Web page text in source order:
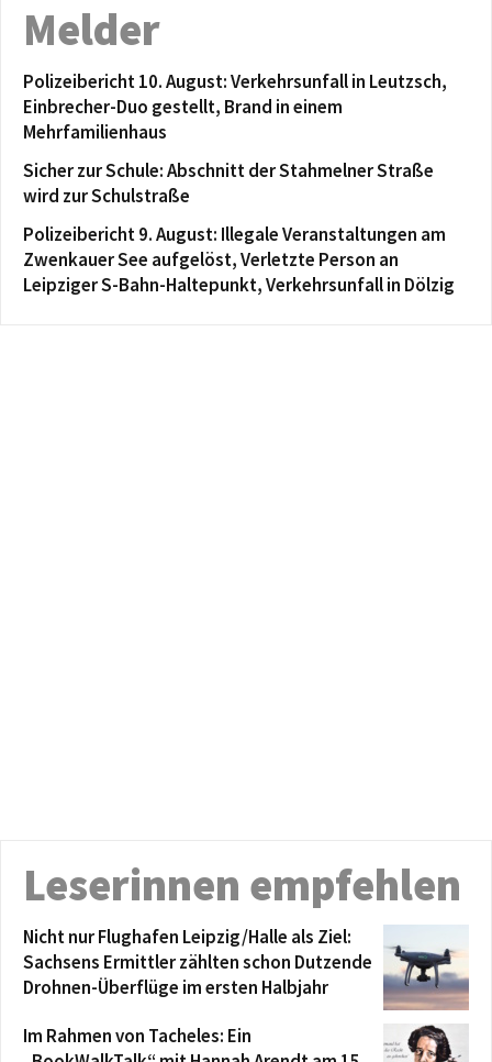
Melder
Polizeibericht 10. August: Verkehrsunfall in Leutzsch,
Einbrecher-Duo gestellt, Brand in einem
Mehrfamilienhaus
Sicher zur Schule: Abschnitt der Stahmelner Straße
wird zur Schulstraße
Polizeibericht 9. August: Illegale Veranstaltungen am
Zwenkauer See aufgelöst, Verletzte Person an
Leipziger S-Bahn-Haltepunkt, Verkehrsunfall in Dölzig
Leserinnen empfehlen
Nicht nur Flughafen Leipzig/Halle als Ziel:
Sachsens Ermittler zählten schon Dutzende
Drohnen-Überflüge im ersten Halbjahr
Im Rahmen von Tacheles: Ein